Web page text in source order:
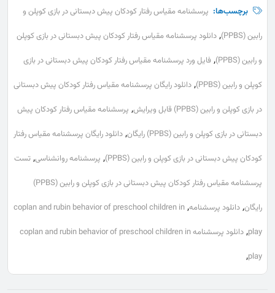
برچسب‌ها: پرسشنامه مقیاس رفتار کودکان پیش‌ دبستانی در بازی کوپلن و
رابین (PPBS)
, دانلود پرسشنامه مقیاس رفتار کودکان پیش‌ دبستانی در بازی کوپلن
و رابین (PPBS)
, فایل ورد پرسشنامه مقیاس رفتار کودکان پیش‌ دبستانی در بازی
کوپلن و رابین (PPBS)
, دانلود رایگان پرسشنامه مقیاس رفتار کودکان پیش‌ دبستانی
در بازی کوپلن و رابین (PPBS) قابل ویرایش
, پرسشنامه مقیاس رفتار کودکان پیش‌
دبستانی در بازی کوپلن و رابین (PPBS) رایگان
, دانلود رایگان پرسشنامه مقیاس رفتار
کودکان پیش‌ دبستانی در بازی کوپلن و رابین (PPBS)
, پرسشنامه روانشناسی, تست
پرسشنامه مقیاس رفتار کودکان پیش‌ دبستانی در بازی کوپلن و رابین (PPBS)
رایگان, دانلود پرسشنامه,
coplan and rubin behavior of preschool children in
play
,
دانلود پرسشنامه coplan and rubin behavior of preschool children in
play
,